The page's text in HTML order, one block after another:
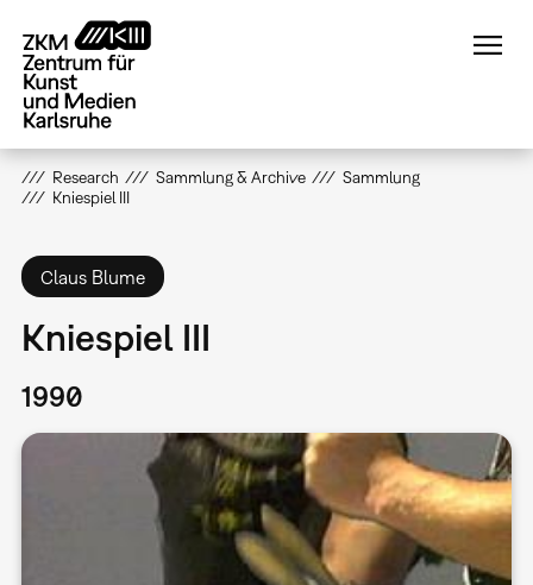
zum
Inhalt
Research Sammlung & Archive
Sammlung
Kniespiel III
Claus Blume
Kniespiel III
1990